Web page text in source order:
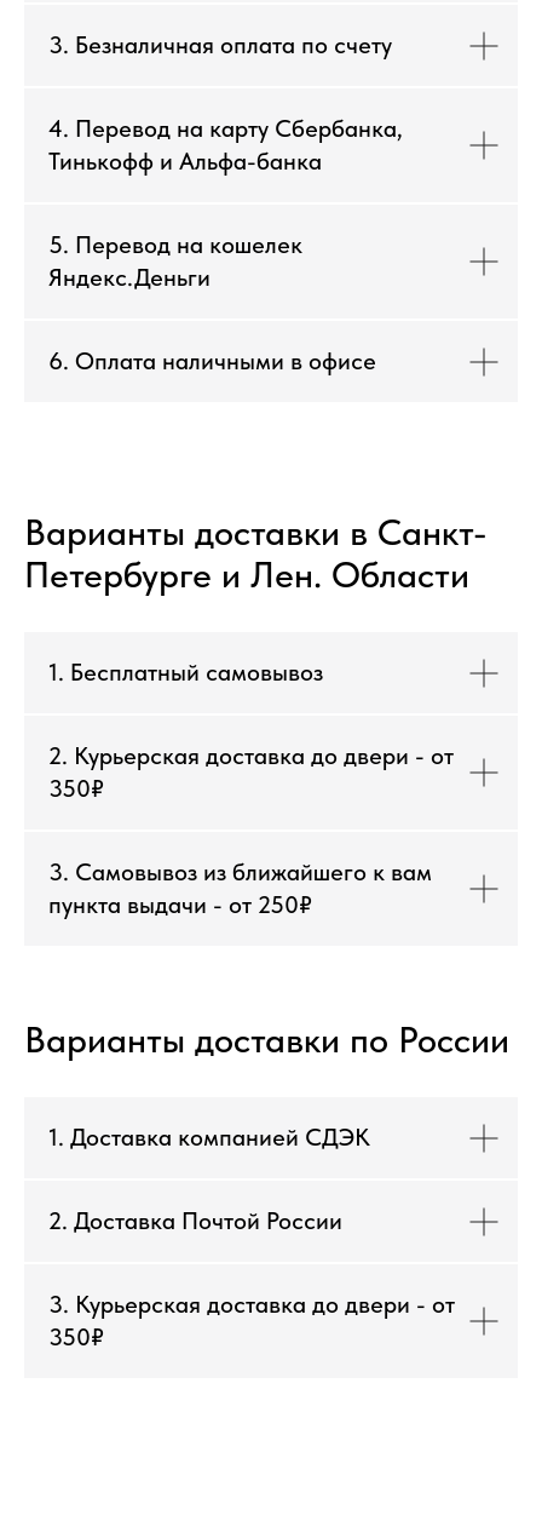
3. Безналичная оплата по счету
4. Перевод на карту Сбербанка,
Тинькофф и Альфа-банка
5. Перевод на кошелек
Яндекс.Деньги
6. Оплата наличными в офисе
Варианты доставки в Санкт-
Петербурге и Лен. Области
1. Бесплатный самовывоз
2. Курьерская доставка до двери - от
350₽
3. Самовывоз из ближайшего к вам
пункта выдачи - от 250₽
Варианты доставки по России
1. Доставка компанией СДЭК
2. Доставка Почтой России
3. Курьерская доставка до двери - от
350₽